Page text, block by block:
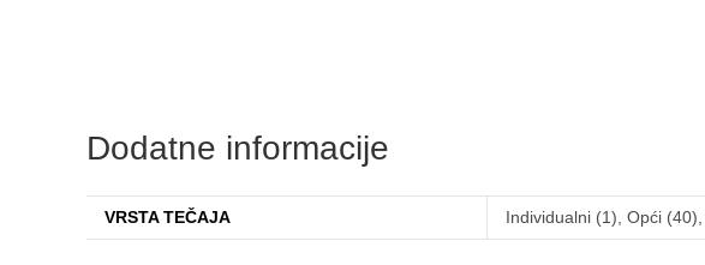
Dodatne informacije
VRSTA TEČAJA Individualni (1), Opći